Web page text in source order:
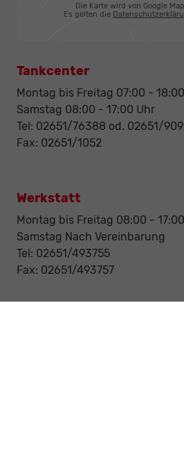
Die Karte wird von Google
Es gelten die
Tankcenter
Montag bis Freitag 07:00 -
Samstag 08:00 - 17:00 Uhr
Tel: 02651/76388 od. 02651/
Fax: 02651/1052
Werkstatt
Montag bis Freitag 08:00 -
Samstag Nach Vereinbarung
Tel: 02651/493755
Fax: 02651/493757